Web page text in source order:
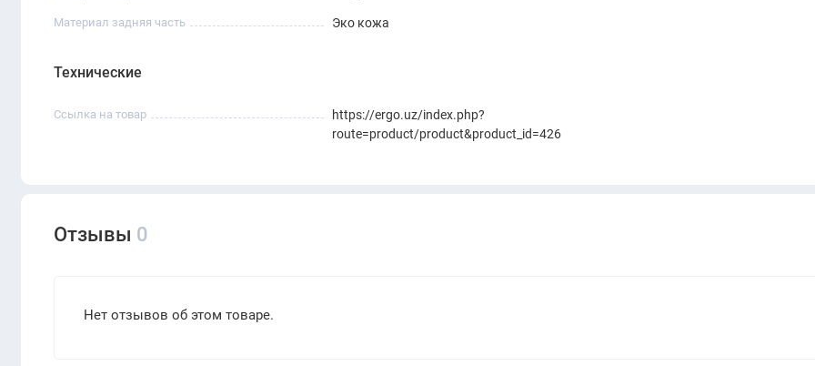
Материал задняя часть Эко кожа
Технические
Ссылка на товар
https://ergo.uz/index.php?
route=product/product&product_id=426
Отзывы 0
Нет отзывов об этом товаре.